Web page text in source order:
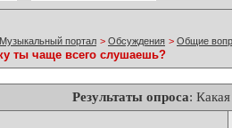
портал > Обсуждения > Общие
ты чаще всего слушаешь?
Результаты опроса: